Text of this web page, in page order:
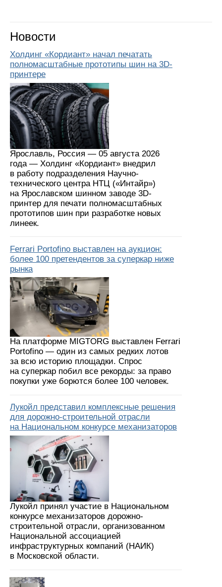
Новости
Холдинг «Кордиант» начал печатать
полномасштабные прототипы шин на 3D-
принтере
Ярославль, Россия — 05 августа 2026
года — Холдинг «Кордиант» внедрил
в работу подразделения Научно-
технического центра НТЦ («Интайр»)
на Ярославском шинном заводе 3D-
принтер для печати полномасштабных
прототипов шин при разработке новых
линеек.
Ferrari Portofino выставлен на аукцион:
более 100 претендентов за суперкар ниже
рынка
На платформе MIGTORG выставлен Ferrari
Portofino — один из самых редких лотов
за всю историю площадки. Спрос
на суперкар побил все рекорды: за право
покупки уже борются более 100 человек.
Лукойл представил комплексные решения
для дорожно-строительной отрасли
на Национальном конкурсе механизаторов
Лукойл принял участие в Национальном
конкурсе механизаторов дорожно-
строительной отрасли, организованном
Национальной ассоциацией
инфраструктурных компаний (НАИК)
в Московской области.